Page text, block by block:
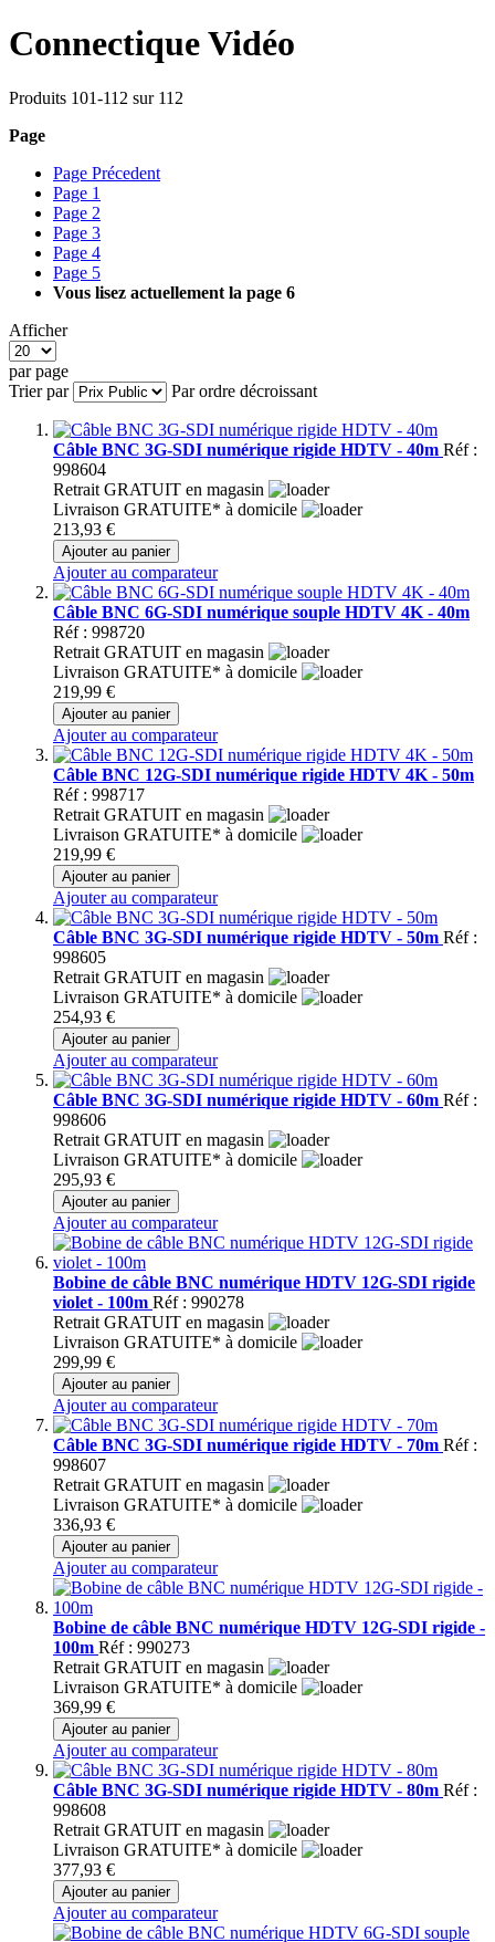
Connectique Vidéo
Produits 101-112 sur 112
Page
Page Précedent
Page 1
Page 2
Page 3
Page 4
Page 5
Vous lisez actuellement la page 6
Afficher
par page
Trier par
Par ordre décroissant
Câble BNC 3G-SDI numérique rigide HDTV - 40m Réf :
998604
Retrait GRATUIT en magasin
Livraison GRATUITE* à domicile
213,93 €
Ajouter au panier
Ajouter au comparateur
Câble BNC 6G-SDI numérique souple HDTV 4K - 40m
Réf : 998720
Retrait GRATUIT en magasin
Livraison GRATUITE* à domicile
219,99 €
Ajouter au panier
Ajouter au comparateur
Câble BNC 12G-SDI numérique rigide HDTV 4K - 50m
Réf : 998717
Retrait GRATUIT en magasin
Livraison GRATUITE* à domicile
219,99 €
Ajouter au panier
Ajouter au comparateur
Câble BNC 3G-SDI numérique rigide HDTV - 50m Réf :
998605
Retrait GRATUIT en magasin
Livraison GRATUITE* à domicile
254,93 €
Ajouter au panier
Ajouter au comparateur
Câble BNC 3G-SDI numérique rigide HDTV - 60m Réf :
998606
Retrait GRATUIT en magasin
Livraison GRATUITE* à domicile
295,93 €
Ajouter au panier
Ajouter au comparateur
Bobine de câble BNC numérique HDTV 12G-SDI rigide
violet - 100m Réf : 990278
Retrait GRATUIT en magasin
Livraison GRATUITE* à domicile
299,99 €
Ajouter au panier
Ajouter au comparateur
Câble BNC 3G-SDI numérique rigide HDTV - 70m Réf :
998607
Retrait GRATUIT en magasin
Livraison GRATUITE* à domicile
336,93 €
Ajouter au panier
Ajouter au comparateur
Bobine de câble BNC numérique HDTV 12G-SDI rigide -
100m Réf : 990273
Retrait GRATUIT en magasin
Livraison GRATUITE* à domicile
369,99 €
Ajouter au panier
Ajouter au comparateur
Câble BNC 3G-SDI numérique rigide HDTV - 80m Réf :
998608
Retrait GRATUIT en magasin
Livraison GRATUITE* à domicile
377,93 €
Ajouter au panier
Ajouter au comparateur